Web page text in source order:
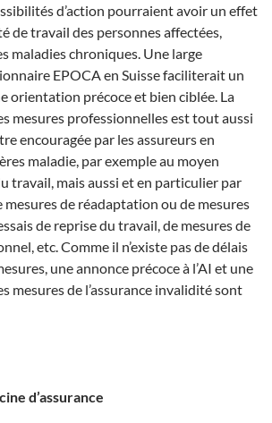
d’action pourraient avoir un effet
de travail des personnes affectées,
maladies chroniques. Une large
EPOCA en Suisse faciliterait un
orientation précoce et bien ciblée. La
mesures professionnelles est tout aussi
encouragée par les assureurs en
maladie, par exemple au moyen
travail, mais aussi et en particulier par
mesures de réadaptation ou de mesures
de reprise du travail, de mesures de
etc. Comme il n’existe pas de délais
une annonce précoce à l’AI et une
mesures de l’assurance invalidité sont
d’assurance